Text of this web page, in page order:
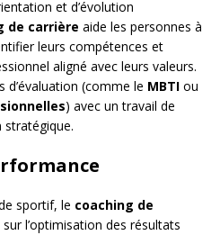
et d’évolution
de carrière aide les personnes à
leurs compétences et
aligné avec leurs valeurs.
(comme le MBTI ou
) avec un travail de
sportif, le coaching de
l’optimisation des résultats